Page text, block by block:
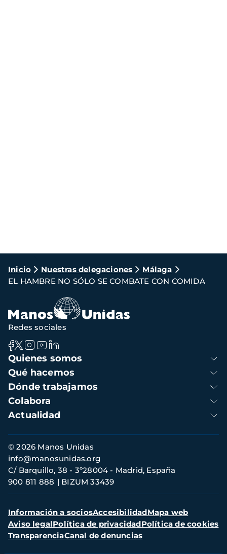
Ruta
de
navegación
Inicio Nuestras delegaciones
Málaga
EL HAMBRE NO SÓLO SE COMBATE CON COMIDA
Navegación
principal
Quienes somos
Qué hacemos
Dónde trabajamos
Colabora
Actualidad
Redes sociales
Información
de
contacto
© 2026 Manos Unidas
C/ Barquillo, 38 - 3º28004 - Madrid, España
900 811 888
BIZUM 33439
info@manosunidas.org
Menú
secundario
Información a sociosAccesibilidadMapa web
Aviso legalPolítica de privacidadPolítica de cookies
TransparenciaCanal de denuncias